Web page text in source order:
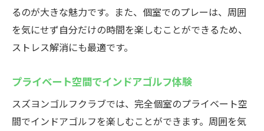
スズヨンでの花粉症対策とゴルフ
高崎で花粉症対策済みのゴルフ施設
高級ソファーでくつろぎながらゴルフを楽しむ
ゆったりとしたゴルフの楽しみ方
高崎のラグジュアリーゴルフ体験
快適ソファーでゴルフを満喫
るのが大きな魅力です。また、個室でのプレーは、周囲
を気にせず自分だけの時間を楽しむことができるため、
ストレス解消にも最適です。
プライベート空間でインドアゴルフ体験
スズヨンゴルフクラブでは、完全個室のプライベート空
間でインドアゴルフを楽しむことができます。周囲を気